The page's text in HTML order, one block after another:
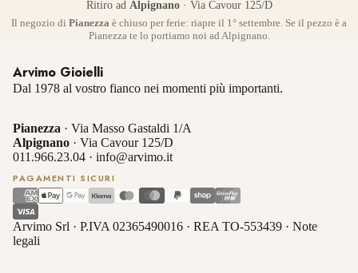
Ritiro ad Alpignano· Via Cavour 125/D
Il negozio di Pianezza è chiuso per ferie: riapre il 1° settembre. Se il pezzo è a
Pianezza te lo portiamo noi ad Alpignano.
Arvimo Gioielli
Dal 1978 al vostro fianco nei momenti più importanti.
Pianezza · Via Masso Gastaldi 1/A
Alpignano · Via Cavour 125/D
011.966.23.04 · info@arvimo.it
PAGAMENTI SICURI
Arvimo Srl · P.IVA 02365490016 · REA TO-553439 · Note
legali